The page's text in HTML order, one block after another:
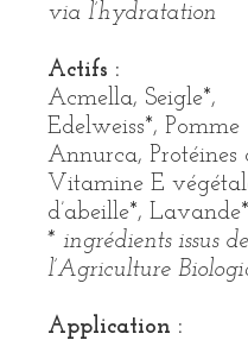
via l’hydratation
Actifs :
Acmella, Seigle*,
Edelweiss*, Pomme
Annurca, Protéines
Vitamine E
d’abeille*, Lavande*
* ingrédients issus de
l’Agriculture
Application :